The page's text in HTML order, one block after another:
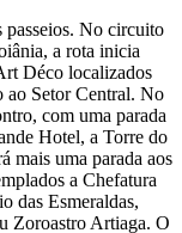
passeios. No circuito
a rota inicia
Déco localizados
ao Setor Central. No
com uma parada
Hotel, a Torre do
mais uma parada aos
a Chefatura
das Esmeraldas,
Zoroastro Artiaga. O